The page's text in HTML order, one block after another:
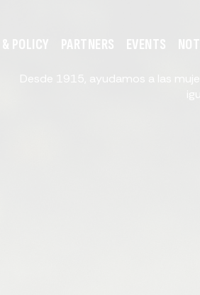
POLICY PARTNERS EVENTS
Desde 1915, ayudamos a las